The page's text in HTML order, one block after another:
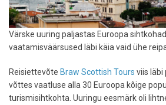
Värske uuring paljastas Euroopa
vaatamisväärsused läbi käia vaid ühe
Reisiettevõte Braw Scottish Tours viis läbi
võttes vaatluse alla 30 Euroopa kõige
turismisihtkohta. Uuringu eesmärk oli